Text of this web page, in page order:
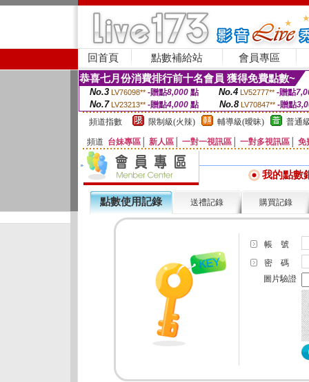
回首頁 點數補給站 會員專區
恭喜七月份消費排行前十名會員 獲得免費點數~
No.3 LV76098** -贈點8,000點 No.4 LV52777** -贈點
No.7 LV23213** -贈點4,000 點 No.8 LV70847** -贈點
頻道指數
限制級(火辣) 輔導級(曖昧) 普通
頻道 台妹專區 新人區 一對一視訊區 一對多視訊區 免
我的點數
點數使用記錄 送禮記錄 購買記錄
帳 號
密 碼
圖片驗證